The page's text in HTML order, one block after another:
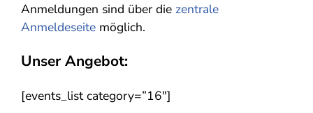
Anmeldungen sind über die zentrale
Anmeldeseite möglich.
Unser Angebot:
[events_list category=”16″]